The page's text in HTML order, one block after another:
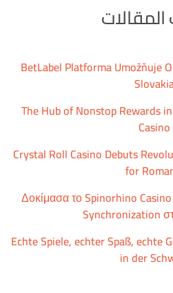
BetLabel Platforma Umožňuje
The Hub of Nonstop Rewards
Casino
Crystal Roll Casino Debuts
for
Δοκίμασα το Spinorhino
Synchronization
Echte Spiele, echter Spaß, echte
in der